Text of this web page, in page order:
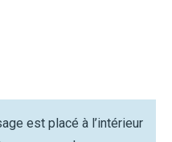
est placé à l’intérieur